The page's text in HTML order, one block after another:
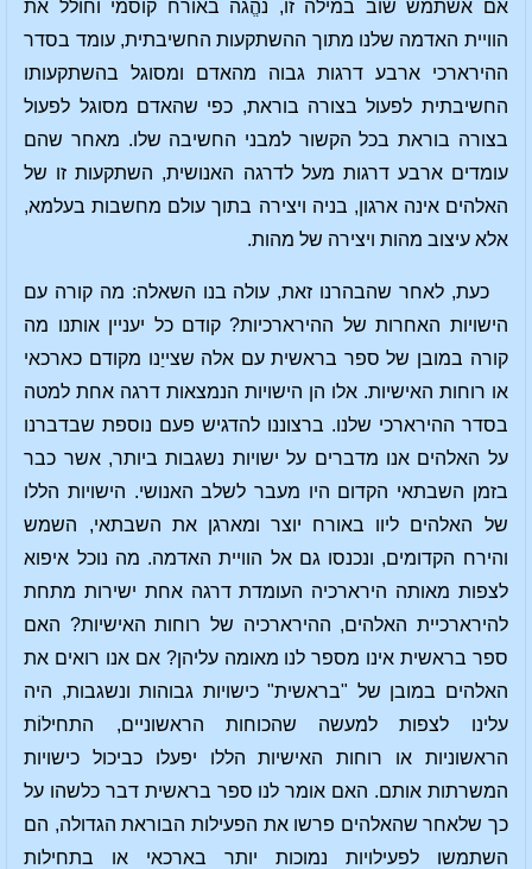
אם אשתמש שוב במילה זו, נהֱגה באורח קוסמי וחולל את
הוויית האדמה שלנו מתוך ההשתקעות החשיבתית, עומד בסדר
ההירארכי ארבע דרגות גבוה מהאדם ומסוגל בהשתקעותו
החשיבתית לפעול בצורה בוראת, כפי שהאדם מסוגל לפעול
בצורה בוראת בכל הקשור למבני החשיבה שלו. מאחר שהם
עומדים ארבע דרגות מעל לדרגה האנושית, השתקעות זו של
האלהים אינה ארגון, בניה ויצירה בתוך עולם מחשבות בעלמא,
אלא עיצוב מהות ויצירה של מהות.
כעת, לאחר שהבהרנו זאת, עולה בנו השאלה: מה קורה עם
הישויות האחרות של ההירארכיות? קודם כל יעניין אותנו מה
קורה במובן של ספר בראשית עם אלה שצייַנו מקודם כארכאי
או רוחות האישיות. אלו הן הישויות הנמצאות דרגה אחת למטה
בסדר ההירארכי שלנו. ברצוננו להדגיש פעם נוספת שבדברנו
על האלהים אנו מדברים על ישויות נשגבות ביותר, אשר כבר
בזמן השבתאי הקדום היו מעבר לשלב האנושי. הישויות הללו
של האלהים ליוו באורח יוצר ומארגן את השבתאי, השמש
והירח הקדומים, ונכנסו גם אל הוויית האדמה. מה נוכל איפוא
לצפות מאותה הירארכיה העומדת דרגה אחת ישירות מתחת
להירארכיית האלהים, ההירארכיה של רוחות האישיות? האם
ספר בראשית אינו מספר לנו מאומה עליהן? אם אנו רואים את
האלהים במובן של "בראשית" כישויות גבוהות ונשגבות, היה
עלינו לצפות למעשה שהכוחות הראשוניים, התחילוֹת
הראשוניות או רוחות האישיות הללו יפעלו כביכול כישויות
המשרתות אותם. האם אומר לנו ספר בראשית דבר כלשהו על
כך שלאחר שהאלהים פרשו את הפעילות הבוראת הגדולה, הם
השתמשו לפעילויות נמוכות יותר בארכאי או בתחילות